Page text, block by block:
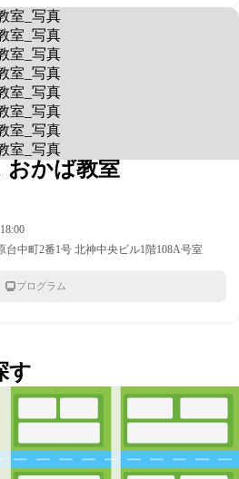
おかば教室
台中町2番1号 北神中央ビル1階108A号室
プログラム
す